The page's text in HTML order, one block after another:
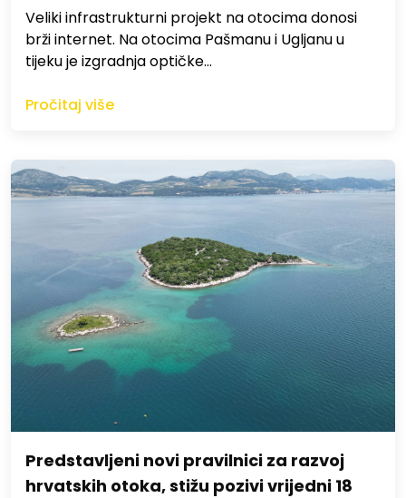
Veliki infrastrukturni projekt na otocima donosi
brži internet. Na otocima Pašmanu i Ugljanu u
tijeku je izgradnja optičke…
Pročitaj više
Predstavljeni novi pravilnici za razvoj
hrvatskih otoka, stižu pozivi vrijedni 18